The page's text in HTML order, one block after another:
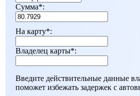
Сумма*:
На карту*:
Владелец карты*:
Введите действительные данные
поможет избежать задержек с